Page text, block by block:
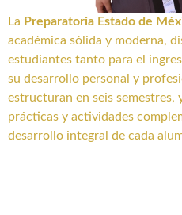
La Preparatoria Estado de
académica sólida y moderna,
estudiantes tanto para el
su desarrollo personal y
estructuran en seis semestres,
prácticas y actividades
desarrollo integral de cada